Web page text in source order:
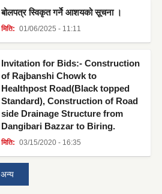
बोलपत्र स्विकृत गर्ने आशयको सूचना ।
मिति: 01/06/2025 - 11:11
Invitation for Bids:- Construction
of Rajbanshi Chowk to
Healthpost Road(Black topped
Standard), Construction of Road
side Drainage Structure from
Dangibari Bazzar to Biring.
मिति: 03/15/2020 - 16:35
अन्य